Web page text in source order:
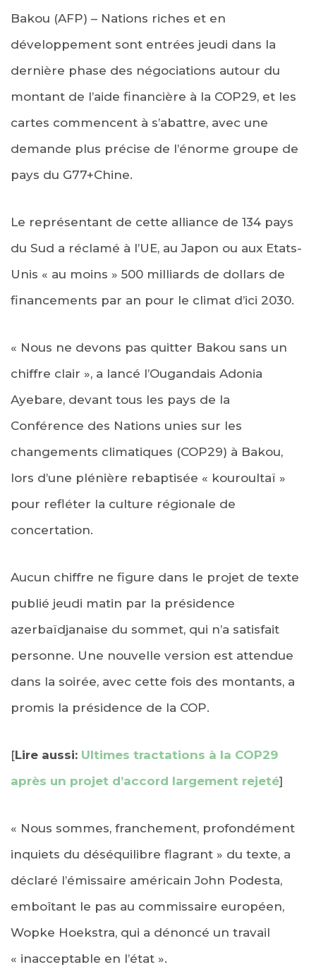
Bakou (AFP) – Nations riches et en
développement sont entrées jeudi dans la
dernière phase des négociations autour du
montant de l’aide financière à la COP29, et les
cartes commencent à s’abattre, avec une
demande plus précise de l’énorme groupe de
pays du G77+Chine.
Le représentant de cette alliance de 134 pays
du Sud a réclamé à l’UE, au Japon ou aux Etats-
Unis « au moins » 500 milliards de dollars de
financements par an pour le climat d’ici 2030.
« Nous ne devons pas quitter Bakou sans un
chiffre clair », a lancé l’Ougandais Adonia
Ayebare, devant tous les pays de la
Conférence des Nations unies sur les
changements climatiques (COP29) à Bakou,
lors d’une plénière rebaptisée « kouroultaï »
pour refléter la culture régionale de
concertation.
Aucun chiffre ne figure dans le projet de texte
publié jeudi matin par la présidence
azerbaïdjanaise du sommet, qui n’a satisfait
personne. Une nouvelle version est attendue
dans la soirée, avec cette fois des montants, a
promis la présidence de la COP.
[Lire aussi: Ultimes tractations à la COP29
après un projet d’accord largement rejeté]
« Nous sommes, franchement, profondément
inquiets du déséquilibre flagrant » du texte, a
déclaré l’émissaire américain John Podesta,
emboîtant le pas au commissaire européen,
Wopke Hoekstra, qui a dénoncé un travail
« inacceptable en l’état ».